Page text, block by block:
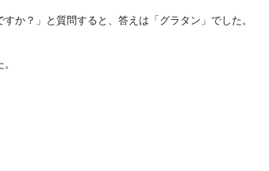
か？」と質問すると、答えは「グラタン」でした。